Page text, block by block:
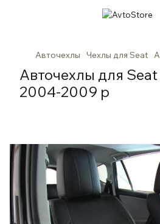
Авточехлы Чехлы для Seat
Авточехлы для
2004-2009 р